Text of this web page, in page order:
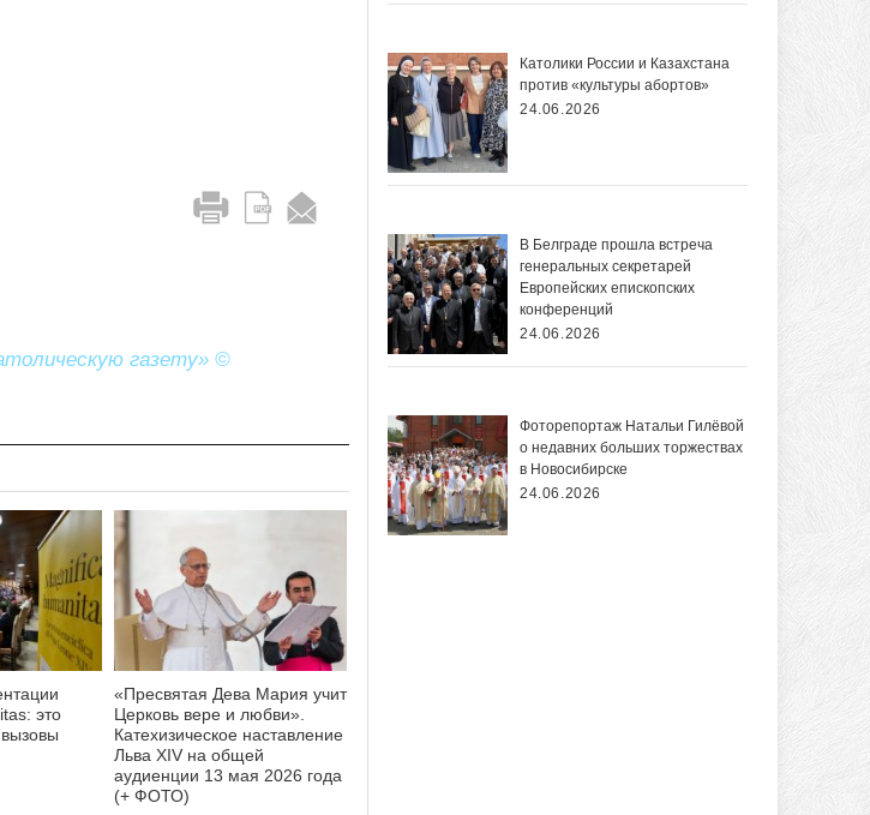
газету» ©
это
«Пресвятая Дева Мария учит
Церковь вере и любви».
Катехизическое наставление
Льва XIV на общей
аудиенции 13 мая 2026 года
(+ ФОТО)
Католики России и Казахстана
против «культуры абортов»
24.06.2026
В Белграде прошла встреча
генеральных секретарей
Европейских епископских
конференций
24.06.2026
Фоторепортаж Натальи Гилёвой
о недавних больших торжествах
в Новосибирске
24.06.2026